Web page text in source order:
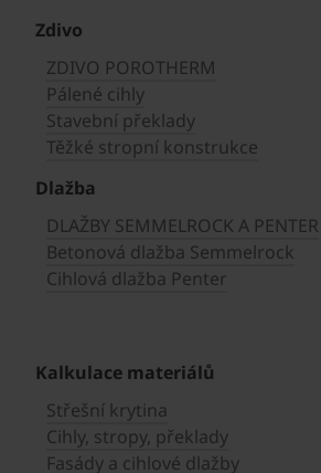
Zdivo
ZDIVO POROTHERM
Pálené cihly
Stavební překlady
Těžké stropní konstrukce
Dlažba
DLAŽBY SEMMELROCK A PENTER
Betonová dlažba Semmelrock
Cihlová dlažba Penter
Kalkulace materiálů
Střešní krytina
Cihly, stropy, překlady
Fasády a cihlové dlažby